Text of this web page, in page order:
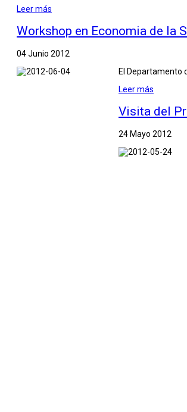
Leer más
Workshop en Economia de la
04 Junio 2012
El Departamento
Leer más
Visita del
24 Mayo 2012